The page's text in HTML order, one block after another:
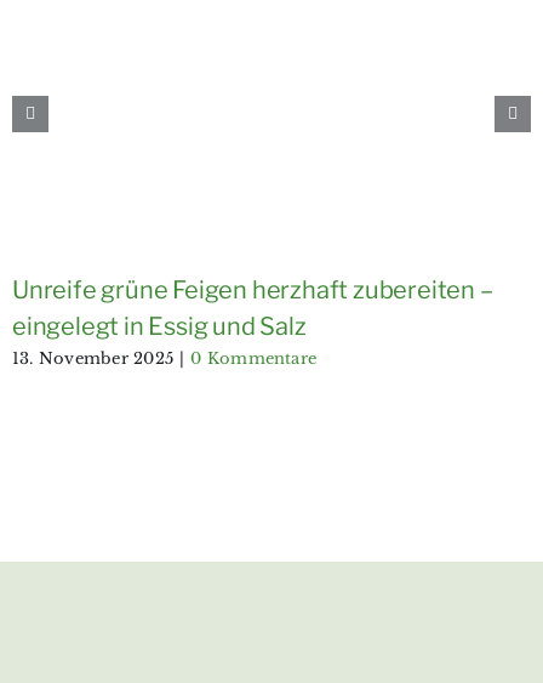
Unreife grüne Feigen herzhaft zubereiten –
eingelegt in Essig und Salz
13. November 2025 | 0 Kommentare